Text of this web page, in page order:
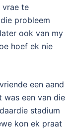
vrae te
probleem
ook van my
hoef ek nie
een aand
was een van die
stadium
kon ek praat